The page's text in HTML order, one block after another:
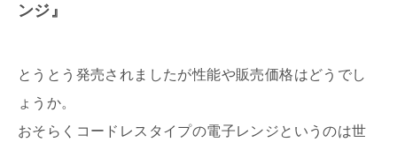
ンジ』
とうとう発売されましたが性能や販売価格はどうでし
ょうか。
おそらくコードレスタイプの電子レンジというのは世